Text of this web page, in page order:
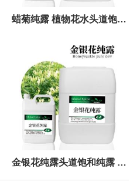
蜡菊纯露 植物花水头道饱和
纯露
金银花纯露头道饱和纯露 金